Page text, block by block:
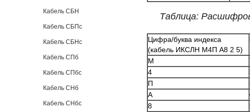
Кабель СБН
Кабель СБПс
Кабель СБНс
Кабель СПб
Кабель СПбс
Кабель СНб
Кабель СНбс
Таблица:
Цифра/буква индекса
(кабель ИКСЛН М4П А8 2 5)
М
4
П
А
8